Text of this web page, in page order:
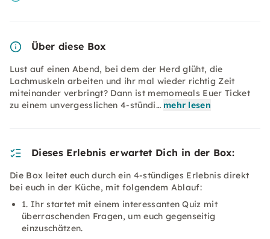
Über diese Box
Lust auf einen Abend, bei dem der Herd glüht, die
Lachmuskeln arbeiten und ihr mal wieder richtig Zeit
miteinander verbringt? Dann ist memomeals Euer Ticket
zu einem unvergesslichen 4-stündi… mehr lesen
Dieses Erlebnis erwartet Dich in der Box:
Die Box leitet euch durch ein 4-stündiges Erlebnis direkt
bei euch in der Küche, mit folgendem Ablauf:
1. Ihr startet mit einem interessanten Quiz mit
überraschenden Fragen, um euch gegenseitig
einzuschätzen.